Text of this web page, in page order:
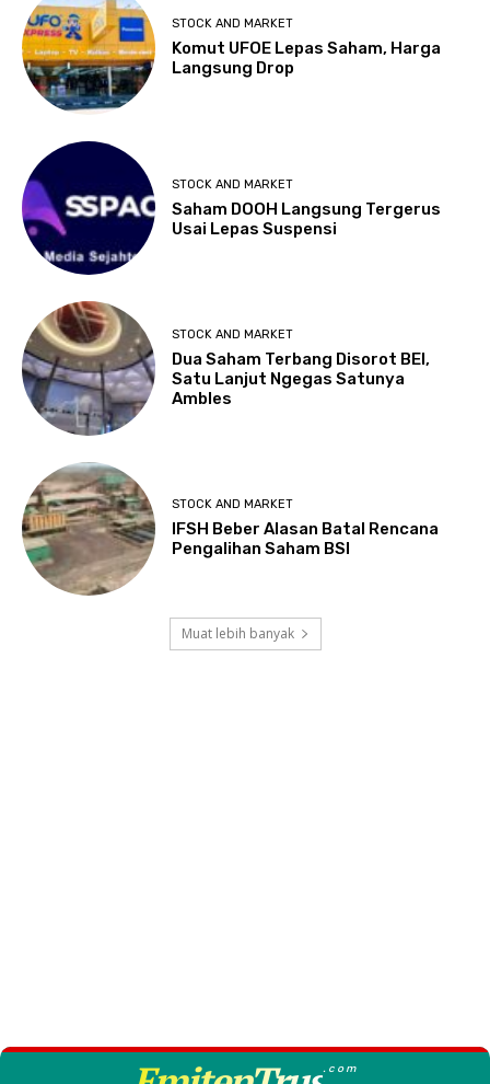
STOCK AND MARKET
Komut UFOE Lepas Saham, Harga
Langsung Drop
STOCK AND MARKET
Saham DOOH Langsung Tergerus
Usai Lepas Suspensi
STOCK AND MARKET
Dua Saham Terbang Disorot BEI,
Satu Lanjut Ngegas Satunya
Ambles
STOCK AND MARKET
IFSH Beber Alasan Batal Rencana
Pengalihan Saham BSI
Muat lebih banyak
.com